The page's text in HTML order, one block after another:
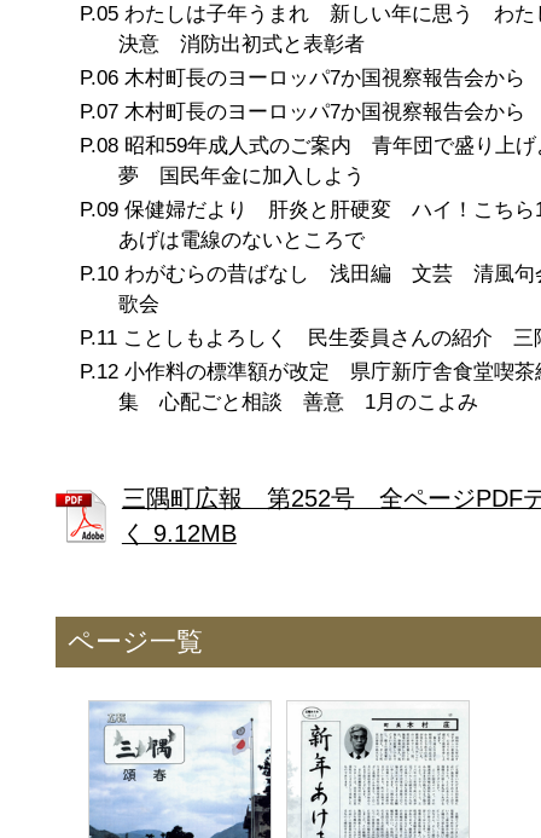
わたしは子年うまれ 新しい年に思う わた
決意 消防出初式と表彰者
木村町長のヨーロッパ7か国視察報告会から
木村町長のヨーロッパ7か国視察報告会から
昭和59年成人式のご案内 青年団で盛り上げ
夢 国民年金に加入しよう
保健婦だより 肝炎と肝硬変 ハイ！こち
あげは電線のないところで
わがむらの昔ばなし 浅田編 文芸 清風
歌会
ことしもよろしく 民生委員さんの紹介 三
小作料の標準額が改定 県庁新庁舎食堂喫茶
集 心配ごと相談 善意 1月のこよみ
三隅町広報 第252号 全ページPDF
く 9.12MB
ページ一覧